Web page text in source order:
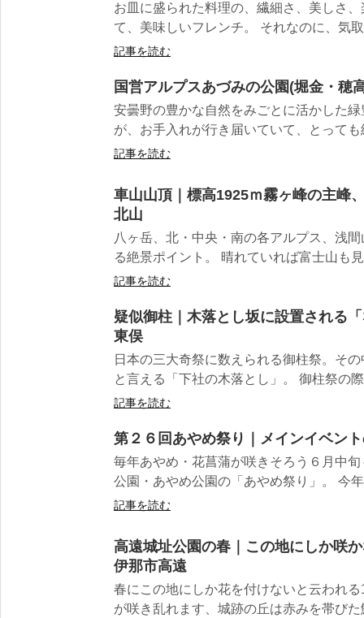
お皿に盛られた料理の、繊細さ、美しさ
て、美味しいフレンチ。 それなのに、気
記事を読む
国営アルプスあづみの公園(堀金・穂
安曇野の豊かな自然をみごとに活かした
が、お手入れが行き届いていて、とって
記事を読む
車山山頂｜標高1925ｍ霧ヶ峰の主峰
北山
八ヶ岳、北・中央・南の各アルプス、浅
る絶景ポイント。 晴れていれば富士山も
記事を読む
疑似御柱｜木落とし坂に設置される
東俣
日本の三大奇祭に数えられる御柱祭。そ
と言える「下社の木落とし」。 御柱祭の
記事を読む
第２６回あやめ祭り｜メインイベン
毎年あやめ・花菖蒲が咲きそろう６月中
公園・あやめ公園の「あやめ祭り」。 今
記事を読む
高遠城址公園の春｜この地にしか咲
伊那市高遠
春にこの地にしか花を付けないと云われ
が咲き乱れます、城跡の丘は赤みを帯び